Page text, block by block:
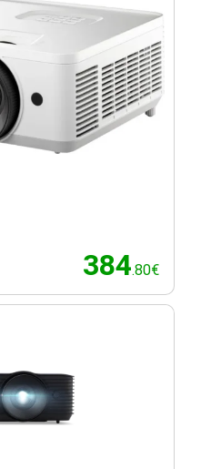
384.80€